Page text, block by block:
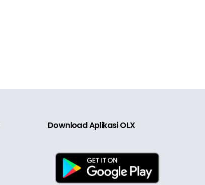
Download Aplikasi OLX